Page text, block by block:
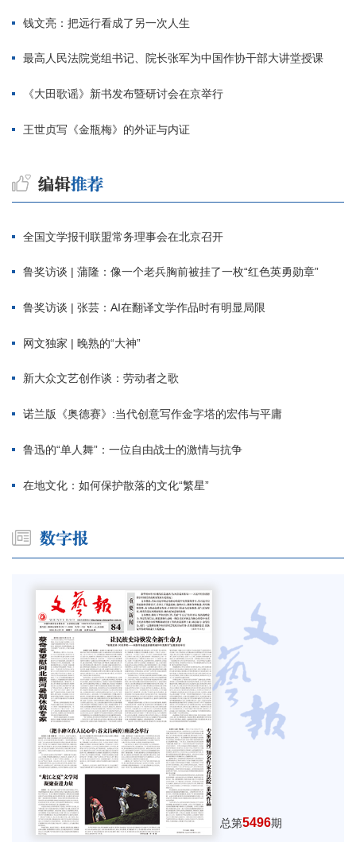
钱文亮：把远行看成了另一次人生
最高人民法院党组书记、院长张军为中国作协干部大讲堂授课
《大田歌谣》新书发布暨研讨会在京举行
王世贞写《金瓶梅》的外证与内证
全国文学报刊联盟常务理事会在北京召开
鲁奖访谈 | 蒲隆：像一个老兵胸前被挂了一枚“红色英勇勋章”
鲁奖访谈 | 张芸：AI在翻译文学作品时有明显局限
网文独家 | 晚熟的“大神”
新大众文艺创作谈：劳动者之歌
诺兰版《奥德赛》:当代创意写作金字塔的宏伟与平庸
鲁迅的“单人舞”：一位自由战士的激情与抗争
在地文化：如何保护散落的文化“繁星”
总第5496期